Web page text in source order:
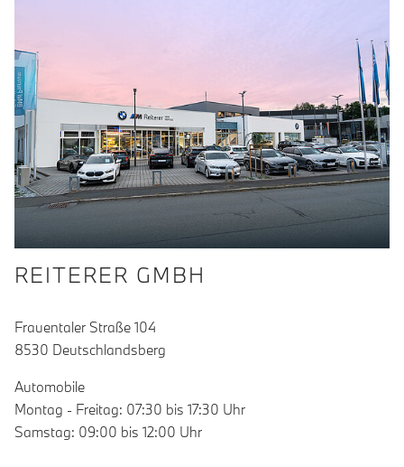
REITERER GMBH
Frauentaler Straße 104
8530 Deutschlandsberg
Automobile
Montag - Freitag: 07:30 bis 17:30 Uhr
Samstag: 09:00 bis 12:00 Uhr